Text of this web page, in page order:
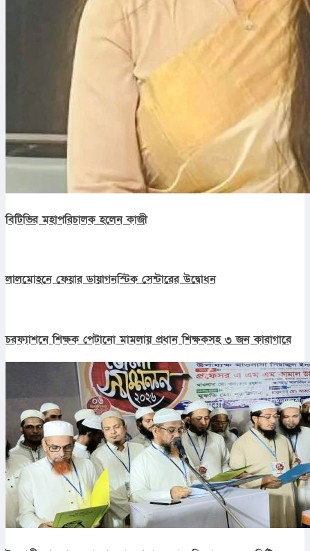
ভোলা জেলা সমাজকল্যাণ কমিটির তহবিল থেকে অসহায় নারীকে ১০
হাজার টাকার চিকিৎসা সহায়তা